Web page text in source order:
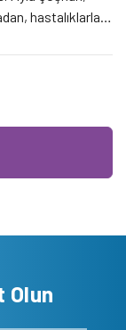
hastalıklarla
Olun